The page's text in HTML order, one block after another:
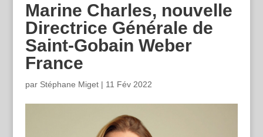
Marine Charles, nouvelle
Directrice Générale de
Saint-Gobain Weber
France
par Stéphane Miget| 11 Fév 2022